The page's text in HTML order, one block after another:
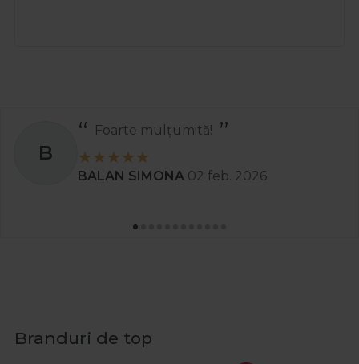
B
Foarte mulțumită!
BALAN SIMONA 02 feb. 2026
Branduri de top